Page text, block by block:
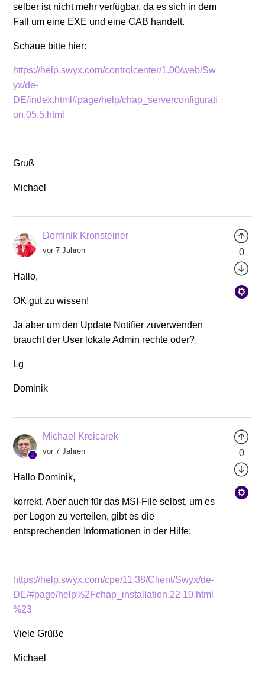
selber ist nicht mehr verfügbar, da es sich in dem
Fall um eine EXE und eine CAB handelt.
Schaue bitte hier:
https://help.swyx.com/controlcenter/1.00/web/Sw
yx/de-
DE/index.html#page/help/chap_serverconfigurati
on.05.5.html
Gruß
Michael
Dominik Kronsteiner
vor 7 Jahren
Hallo,
OK gut zu wissen!
Ja aber um den Update Notifier zuverwenden
braucht der User lokale Admin rechte oder?
Lg
Dominik
0
Michael Kreicarek
vor 7 Jahren
Hallo Dominik,
korrekt. Aber auch für das MSI-File selbst, um es
per Logon zu verteilen, gibt es die
entsprechenden Informationen in der Hilfe:
https://help.swyx.com/cpe/11.38/Client/Swyx/de-
DE/#page/help%2Fchap_installation.22.10.html
%23
Viele Grüße
Michael
0